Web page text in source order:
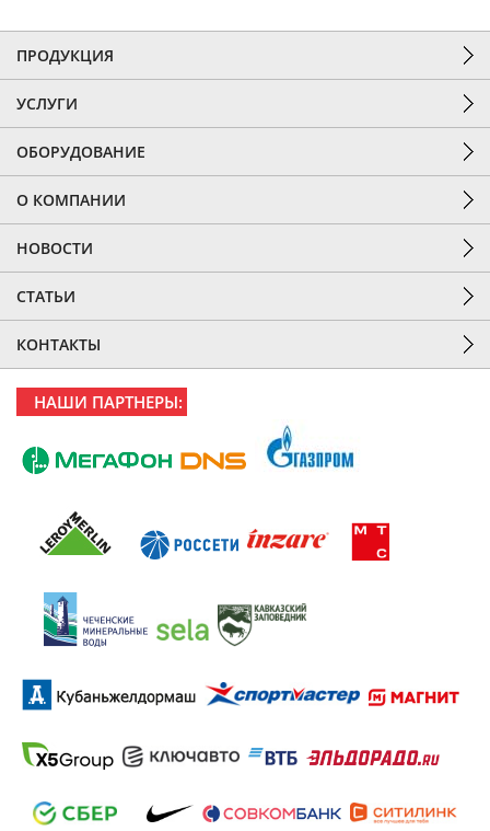
ПРОДУКЦИЯ
УСЛУГИ
ОБОРУДОВАНИЕ
О КОМПАНИИ
НОВОСТИ
СТАТЬИ
КОНТАКТЫ
НАШИ ПАРТНЕРЫ: